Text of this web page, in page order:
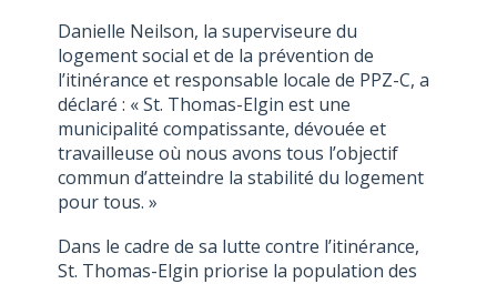
Danielle Neilson, la superviseure du
logement social et de la prévention de
l’itinérance et responsable locale de PPZ-C, a
déclaré : « St. Thomas-Elgin est une
municipalité compatissante, dévouée et
travailleuse où nous avons tous l’objectif
commun d’atteindre la stabilité du logement
pour tous. »
Dans le cadre de sa lutte contre l’itinérance,
St. Thomas-Elgin priorise la population des